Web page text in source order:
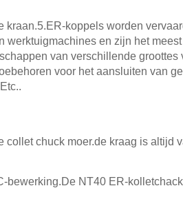
koppels worden
en zijn het
van verschillende
voor het aansluiten van
chuck moer.de kraag is altijd
NT40 ER-